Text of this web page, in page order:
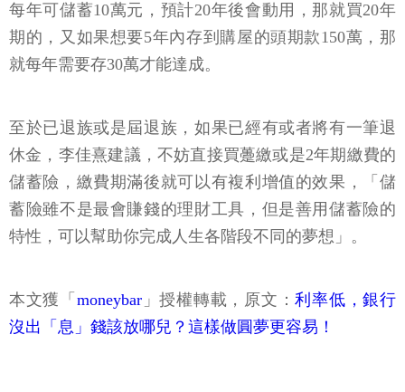
每年可儲蓄10萬元，預計20年後會動用，那就買20年
期的，又如果想要5年內存到購屋的頭期款150萬，那
就每年需要存30萬才能達成。
至於已退族或是屆退族，如果已經有或者將有一筆退
休金，李佳熹建議，不妨直接買躉繳或是2年期繳費的
儲蓄險，繳費期滿後就可以有複利增值的效果，「儲
蓄險雖不是最會賺錢的理財工具，但是善用儲蓄險的
特性，可以幫助你完成人生各階段不同的夢想」。
本文獲「 moneybar」授權轉載，原文：利率低，銀行
沒出「息」錢該放哪兒？這樣做圓夢更容易！